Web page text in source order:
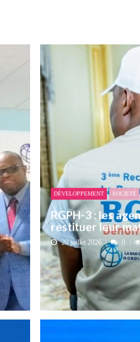
en Afrique de l’Ouest et du Ce...
un dividende ni une quelconque plus-...
DÉVELOPPEMENT SOCIETÉ
RGPH-3 : les
restituer leur
20 juillet 2026 0